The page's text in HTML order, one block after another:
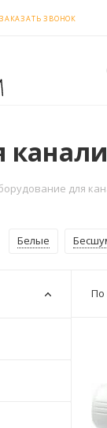
ЗАКАЗАТЬ ЗВОНОК
для
Белые
По